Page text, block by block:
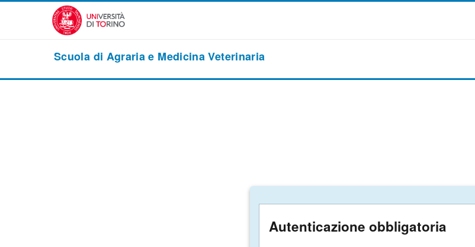
Vai al contenuto principale
Scuola di Agraria e Medicina Veterinaria
Autenticazione obbligatoria